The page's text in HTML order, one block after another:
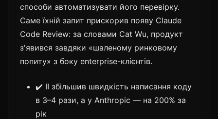
способи автоматизувати його перевірку.
Саме їхній запит прискорив появу Claude
Code Review: за словами Cat Wu, продукт
з'явився завдяки «шаленому ринковому
попиту» з боку enterprise-клієнтів.
✔️ ІІ збільшив швидкість написання коду
в 3–4 рази, а у Anthropic — на 200% за
рік